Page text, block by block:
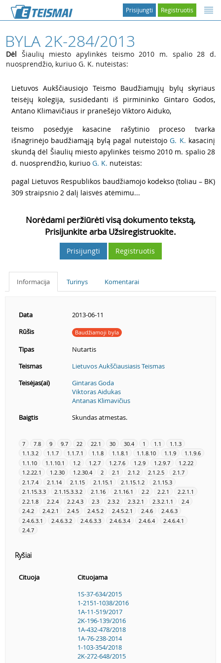
Registruotis
Prisijungti
BYLA 2K-284/2013
Dėl Šiaulių miesto apylinkės teismo 2010 m. spalio 28 d.
nuosprendžio, kuriuo G. K. nuteistas:
Lietuvos Aukščiausiojo Teismo Baudžiamųjų bylų skyriaus
teisėjų kolegija, susidedanti iš pirmininko Gintaro Godos,
Antano Klimavičiaus ir pranešėjo Viktoro Aiduko,
teismo posėdyje kasacine rašytinio proceso tvarka
išnagrinėjo baudžiamąją bylą pagal nuteistojoG. K. kasacinį
skundą dėl Šiaulių miesto apylinkės teismo 2010 m. spalio 28
d. nuosprendžio, kuriuo G. K. nuteistas:
pagal Lietuvos Respublikos baudžiamojo kodekso (toliau – BK)
309 straipsnio 2 dalį laisvės atėmimu...
Norėdami peržiūrėti visą dokumento tekstą,
Prisijunkite arba Užsiregistruokite.
Prisijungti Registruotis
Informacija Turinys Komentarai
Data
2013-06-11
Rūšis
Baudžiamoji byla
Tipas
Nutartis
Teismas
Lietuvos Aukščiausiasis Teismas
Teisėjas(ai)
Gintaras Goda
Viktoras Aidukas
Antanas Klimavičius
Baigtis
Skundas atmestas.
7 7.8 9 9.7 22 22.1 30 30.4 1 1.1
1.1.3
1.1.3.2
1.1.7 1.1.7.1 1.1.8 1.1.8.1 1.1.8.10 1.1.9
1.1.9.6
1.1.10
1.1.10.1 1.2 1.2.7 1.2.7.6 1.2.9 1.2.9.7
1.2.22
1.2.22.1
1.2.30 1.2.30.4 2 2.1 2.1.2 2.1.2.5
2.1.7
2.1.7.4
2.1.14 2.1.15 2.1.15.1 2.1.15.1.2
2.1.15.3
2.1.15.3.3
2.1.15.3.3.2 2.1.16 2.1.16.1 2.2 2.2.1
2.2.1.1
2.2.1.8
2.2.4 2.2.4.3 2.3 2.3.2 2.3.2.1 2.3.2.1.1
2.4
2.4.2
2.4.2.1 2.4.5 2.4.5.2 2.4.5.2.1 2.4.6
2.4.6.3
2.4.6.3.1
2.4.6.3.2 2.4.6.3.3 2.4.6.3.4 2.4.6.4
2.4.6.4.1
2.4.7
Ryšiai
Cituoja
Cituojama
1S-37-634/2015
1-2151-1038/2016
1A-11-519/2017
2K-196-139/2016
1A-432-478/2018
1A-76-238-2014
1-103-354/2018
2K-272-648/2015